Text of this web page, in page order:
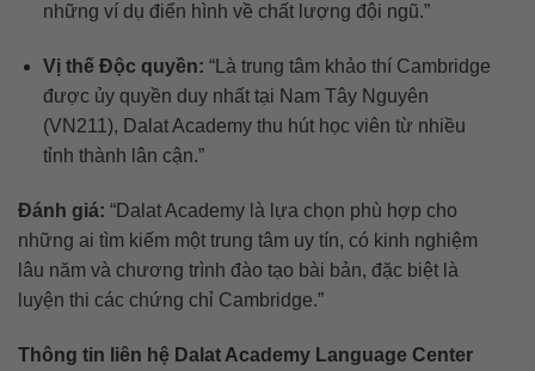
những ví dụ điển hình về chất lượng đội ngũ.”
Vị thế Độc quyền: “Là trung tâm khảo thí Cambridge
được ủy quyền duy nhất tại Nam Tây Nguyên
(VN211), Dalat Academy thu hút học viên từ nhiều
tỉnh thành lân cận.”
Đánh giá: “Dalat Academy là lựa chọn phù hợp cho
những ai tìm kiếm một trung tâm uy tín, có kinh nghiệm
lâu năm và chương trình đào tạo bài bản, đặc biệt là
luyện thi các chứng chỉ Cambridge.”
Thông tin liên hệ Dalat Academy Language Center